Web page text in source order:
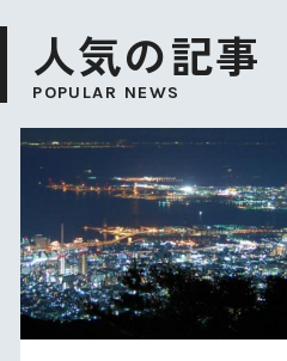
人気の記事
POPULAR NEWS